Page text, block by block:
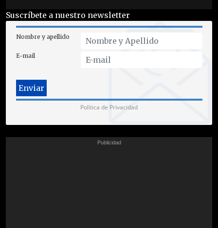
Suscríbete a nuestro newsletter
Nombre y apellido
E-mail
Política de Privacidad